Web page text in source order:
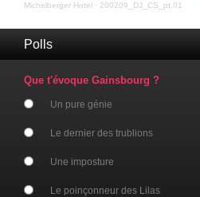
Michelberger Hotel · 200209_DJ_CS_pt.01
Polls
Que t'évoque Gainsbourg ?
Un pure génie
Le dernier des trublions
Une imposture
Le poinçonneur des Lilas